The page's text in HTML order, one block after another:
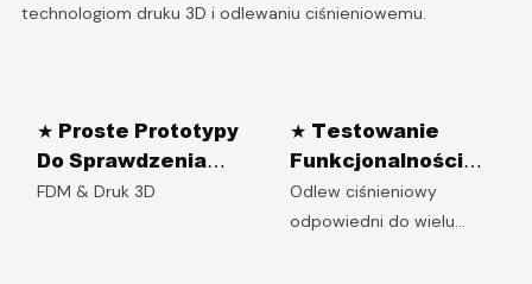
technologiom druku 3D i odlewaniu ciśnieniowemu.
★ Proste Prototypy
Do Sprawdzenia
Projektu
FDM & Druk 3D
★ Testowanie
Funkcjonalności
Przed Otwarciem
Narzędzi
Odlew ciśnieniowy
odpowiedni do wielu